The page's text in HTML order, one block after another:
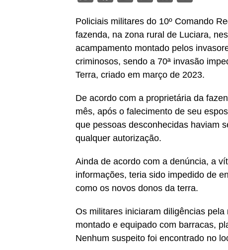
Policiais militares do 10º Comando
fazenda, na zona rural de Luciara,
acampamento montado pelos
criminosos, sendo a 70ª invasão
Terra, criado em março de 2023.
De acordo com a proprietária da
mês, após o falecimento de seu
que pessoas desconhecidas haviam
qualquer autorização.
Ainda de acordo com a denúncia, a
informações, teria sido impedido de
como os novos donos da terra.
Os militares iniciaram diligências
montado e equipado com barracas,
Nenhum suspeito foi encontrado no